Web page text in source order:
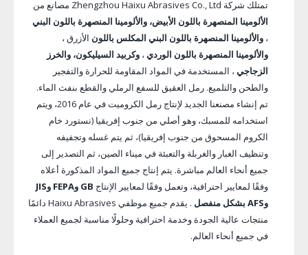
تمتلك شركة Zhengzhou Haixu Abrasives Co., Ltd مصانع من
الألومينا المنصهرة باللون الأبيض، والألومينا المنصهرة باللون البني
،والألومينا المنصهرة باللون البني المكلس باللون الأزرق ،
والألومينا المنصهرة باللون الوردي ،وكربيد السيليكون،والخرز
الزجاجي ، المستخدمة في المواد المقاومة للحرارة والتفجير
والطحن والتلميع. رمل العقيق للسفع الرملي والقطع بنفث الماء.
تم إنشاء مصنعنا الجديد لإنتاج رمل الكروميت في عام 2016، ويتم
استخدامه للمسبك، وهو أصلي من جنوب إفريقيا (نستورد خام
الكروم المسحوق من جنوب إفريقيا)، ثم يتم غسله وتجفيفه
وتنظيف الغبار والغربلة والتعبئة في ميناء الصين، ثم التصدير إلى
جميع أنحاء العالم مباشرة. يتم إنتاج جميع المواد المذكورة أعلاه
وفقًا لمعايير احترافية، وتعمل وفقًا لمعايير الإنتاج
GB وFEPA وJIS
وAFS بشكل منفصل
. يقدم جميع موظفي Haixu Abrasives دائمًا
منتجات عالية الجودة وخدمة احترافية وحلولًا مناسبة لجميع العملاء
في جميع أنحاء العالم.